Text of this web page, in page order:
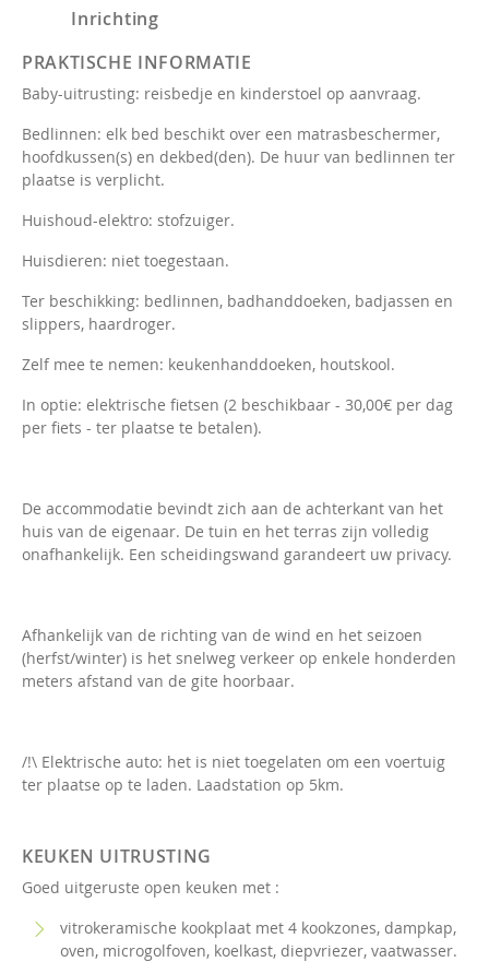
Inrichting
PRAKTISCHE INFORMATIE
Baby-uitrusting: reisbedje en kinderstoel op aanvraag.
Bedlinnen: elk bed beschikt over een matrasbeschermer,
hoofdkussen(s) en dekbed(den). De huur van bedlinnen ter
plaatse is verplicht.
Huishoud-elektro: stofzuiger.
Huisdieren: niet toegestaan.
Ter beschikking: bedlinnen, badhanddoeken, badjassen en
slippers, haardroger.
Zelf mee te nemen: keukenhanddoeken, houtskool.
In optie: elektrische fietsen (2 beschikbaar - 30,00€ per dag
per fiets - ter plaatse te betalen).
De accommodatie bevindt zich aan de achterkant van het
huis van de eigenaar. De tuin en het terras zijn volledig
onafhankelijk. Een scheidingswand garandeert uw privacy.
Afhankelijk van de richting van de wind en het seizoen
(herfst/winter) is het snelweg verkeer op enkele honderden
meters afstand van de gite hoorbaar.
/!\ Elektrische auto: het is niet toegelaten om een voertuig
ter plaatse op te laden. Laadstation op 5km.
KEUKEN UITRUSTING
Goed uitgeruste open keuken met :
vitrokeramische kookplaat met 4 kookzones, dampkap,
oven, microgolfoven, koelkast, diepvriezer, vaatwasser.